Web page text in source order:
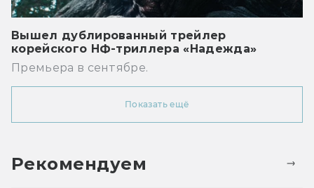
Вышел дублированный трейлер
корейского НФ-триллера «Надежда»
Премьера в сентябре.
Показать ещё
Рекомендуем